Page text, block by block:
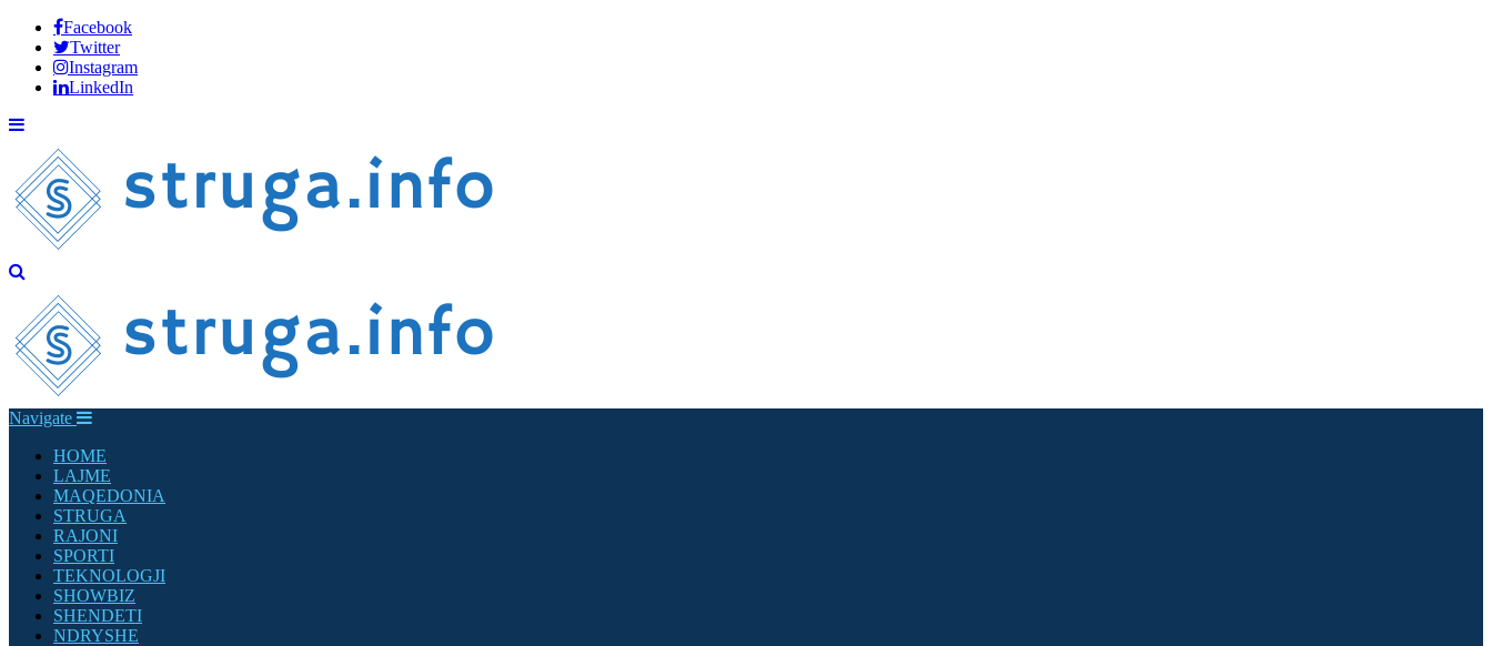
Facebook
Twitter
Instagram
LinkedIn
Navigate
HOME
LAJME
MAQEDONIA
STRUGA
RAJONI
SPORTI
TEKNOLOGJI
SHOWBIZ
SHENDETI
NDRYSHE